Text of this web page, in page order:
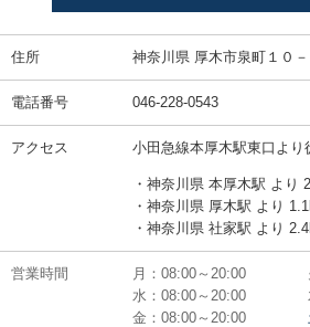
住所 神奈川県 厚木市泉町１０－
電話番号 046-228-0543
アクセス 小田急線本厚木駅東口より
・神奈川県 本厚木駅 より
・神奈川県 厚木駅 より
・神奈川県 社家駅 より
営業時間 月：08:00～20:00
水：08:00～20:00
金：08:00～20:00